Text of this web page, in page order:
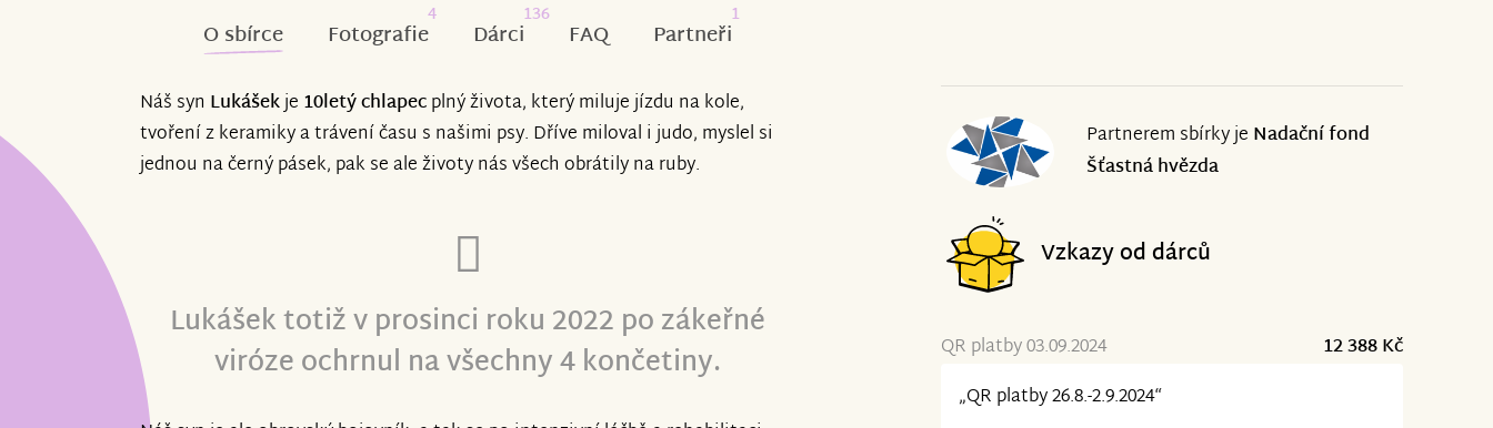
O sbírce Fotografie
4
Dárci
136
FAQ Partneři
1
Náš syn Lukášekje 10letý chlapecplný života, který miluje jízdu na kole,
tvoření z keramiky a trávení času s našimi psy. Dříve miloval i judo, myslel si
jednou na černý pásek, pak se ale životy nás všech obrátily na ruby.
Lukášek totiž v prosinci roku 2022 po zákeřné
viróze ochrnul na všechny 4 končetiny.
Partnerem sbírky je Nadační fond
Šťastná hvězda
Vzkazy od dárců
QR platby 03.09.2024
12 388 Kč
„QR platby 26.8.-2.9.2024“